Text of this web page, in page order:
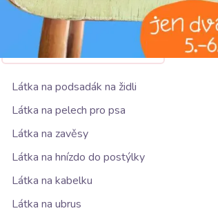
NAVRHOVANÉ POUŽITÍ
Látka na podsadák na židli
Látka na pelech pro psa
Látka na zavěsy
Látka na hnízdo do postýlky
Látka na kabelku
Látka na ubrus